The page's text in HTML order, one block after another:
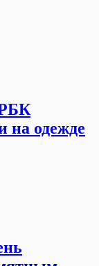
на одежде